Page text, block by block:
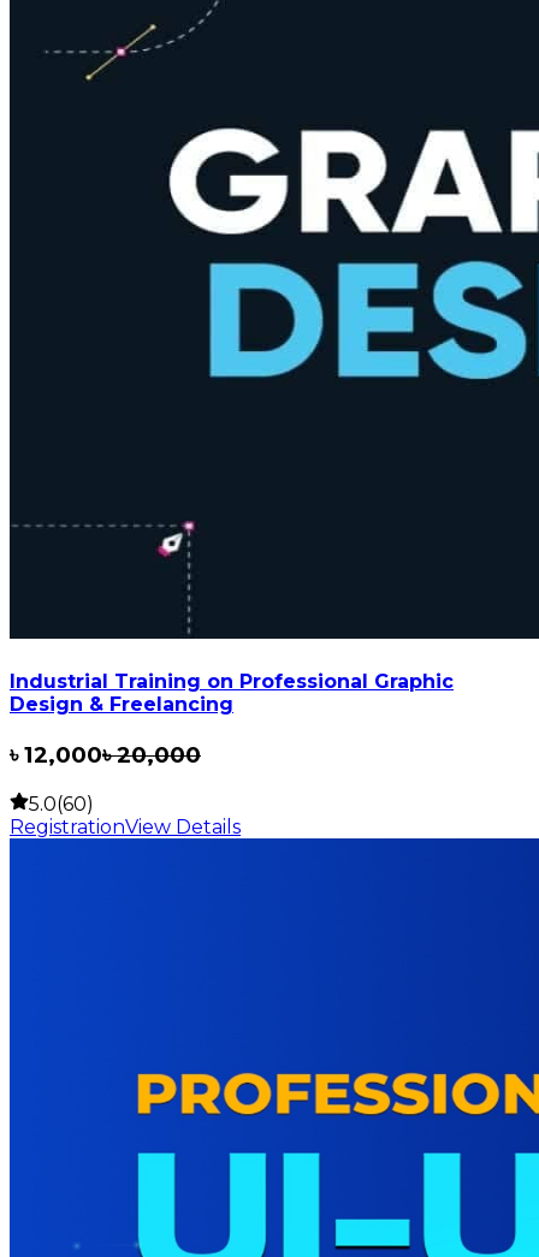
Industrial Training on Professional Graphic
Design & Freelancing
৳12,000৳20,000
5.0(60)
RegistrationView Details